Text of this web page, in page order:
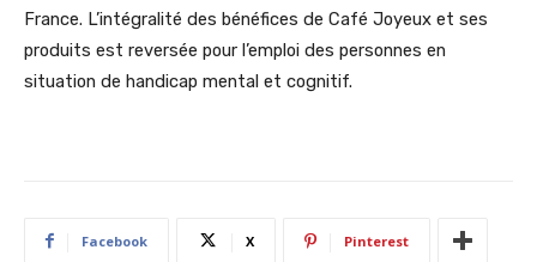
France. L’intégralité des bénéfices de Café Joyeux et ses
produits est reversée pour l’emploi des personnes en
situation de handicap mental et cognitif.
Facebook X Pinterest